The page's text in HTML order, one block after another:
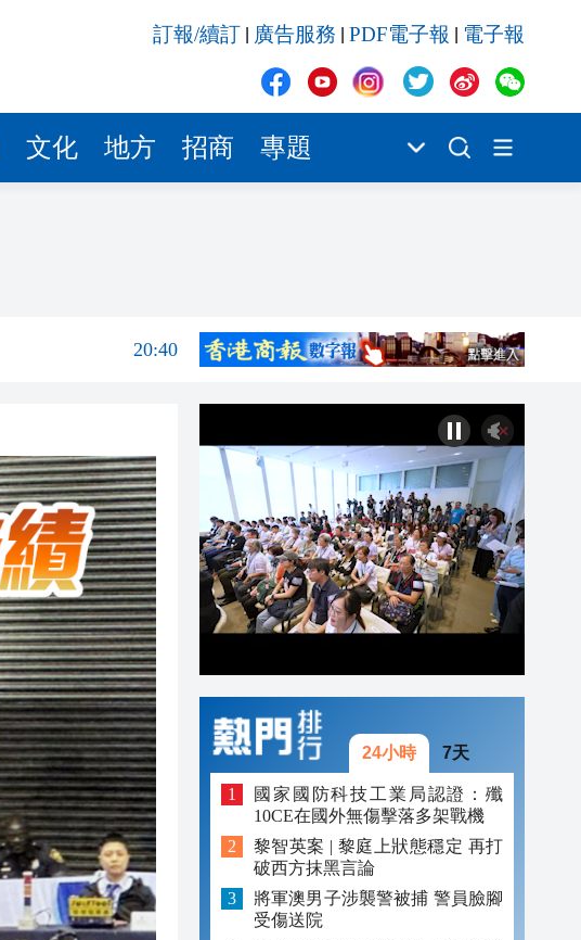
訂報/續訂 廣告服務 PDF電子報 電子報
文化 地方 招商 專題
20:39
21:04
20:40
21:04
20:55
20:42
20:42
20:41
20:40
20:39
24小時 7天
國家國防科技工業局認證：殲
10CE在國外無傷擊落多架戰機
黎智英案 | 黎庭上狀態穩定 再打
破西方抹黑言論
將軍澳男子涉襲警被捕 警員臉腳
受傷送院